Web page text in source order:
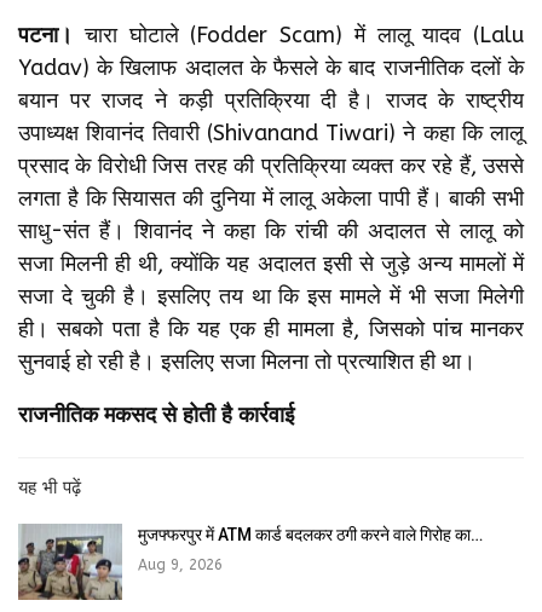
पटना।चारा घोटाले (Fodder Scam) में लालू यादव (Lalu
Yadav) के खिलाफ अदालत के फैसले के बाद राजनीतिक दलों के
बयान पर राजद ने कड़ी प्रतिक्रिया दी है। राजद के राष्ट्रीय
उपाध्यक्ष शिवानंद तिवारी (Shivanand Tiwari) ने कहा कि लालू
प्रसाद के विरोधी जिस तरह की प्रतिक्रिया व्यक्त कर रहे हैं, उससे
लगता है कि सियासत की दुनिया में लालू अकेला पापी हैं। बाकी सभी
साधु-संत हैं। शिवानंद ने कहा कि रांची की अदालत से लालू को
सजा मिलनी ही थी, क्योंकि यह अदालत इसी से जुड़े अन्य मामलों में
सजा दे चुकी है। इसलिए तय था कि इस मामले में भी सजा मिलेगी
ही। सबको पता है कि यह एक ही मामला है, जिसको पांच मानकर
सुनवाई हो रही है। इसलिए सजा मिलना तो प्रत्याशित ही था।
राजनीतिक मकसद से होती है कार्रवाई
यह भी पढ़ें
मुजफ्फरपुर में ATM कार्ड बदलकर ठगी करने वाले गिरोह का…
Aug 9, 2026